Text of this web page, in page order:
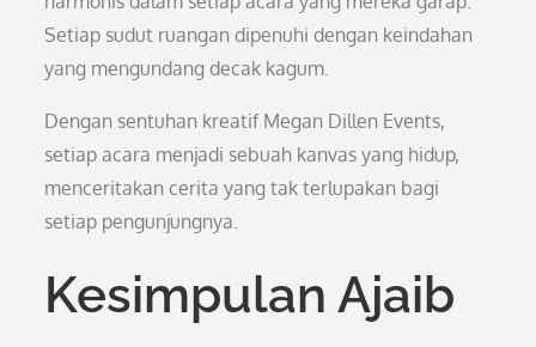
Setiap sudut ruangan dipenuhi dengan keindahan
yang mengundang decak kagum.
Dengan sentuhan kreatif Megan Dillen Events,
setiap acara menjadi sebuah kanvas yang hidup,
menceritakan cerita yang tak terlupakan bagi
setiap pengunjungnya.
Kesimpulan Ajaib